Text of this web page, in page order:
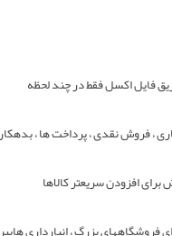
فايل اکسل فقط در چند لحظه
فروش نقدی ، پرداخت ها ،
افزودن سريعتر کالاها
فروشگاههای بزرگ ، انبارداری